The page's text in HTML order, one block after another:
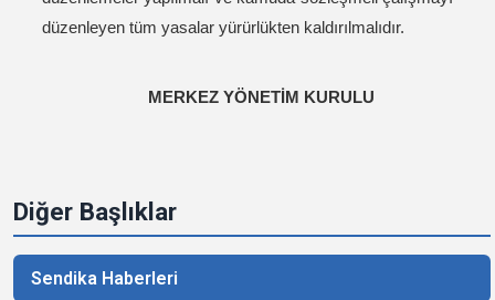
Diğer Başlıklar
Sendika Haberleri
düzenleyen tüm yasalar yürürlükten kaldırılmalıdır.
MERKEZ YÖNETİM KURULU